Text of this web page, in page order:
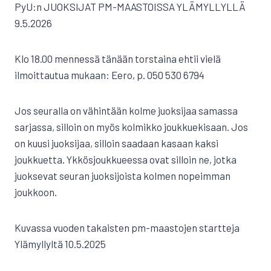
PyU:n JUOKSIJAT PM-MAASTOISSA YLÄMYLLYLLÄ
9.5.2026
Klo 18.00 mennessä tänään torstaina ehtii vielä
ilmoittautua mukaan: Eero, p. 050 530 6794
Jos seuralla on vähintään kolme juoksijaa samassa
sarjassa, silloin on myös kolmikko joukkuekisaan. Jos
on kuusi juoksijaa, silloin saadaan kasaan kaksi
joukkuetta. Ykkösjoukkueessa ovat silloin ne, jotka
juoksevat seuran juoksijoista kolmen nopeimman
joukkoon.
Kuvassa vuoden takaisten pm-maastojen startteja
Ylämyllyltä 10.5.2025